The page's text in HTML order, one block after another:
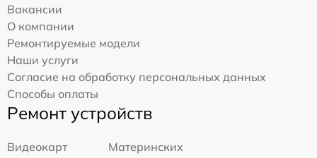
Вакансии
О компании
Ремонтируемые модели
Наши услуги
Согласие на обработку персональных данных
Способы оплаты
Ремонт устройств
Видеокарт
Материнских